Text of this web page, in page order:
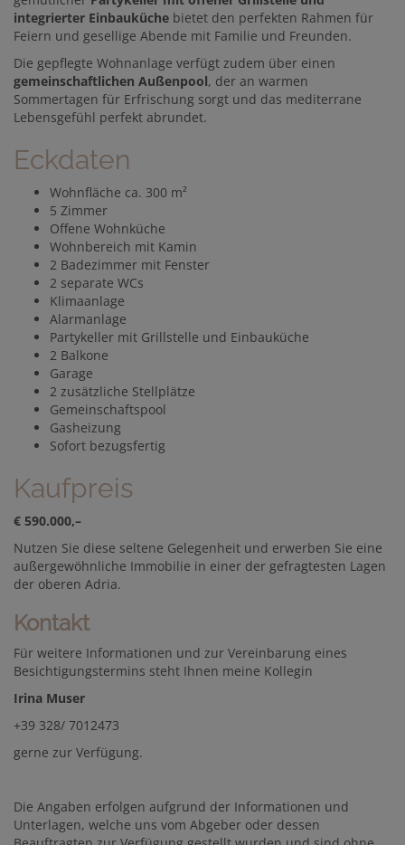
integrierter Einbauküche bietet den perfekten Rahmen für
Feiern und gesellige Abende mit Familie und Freunden.
Die gepflegte Wohnanlage verfügt zudem über einen
gemeinschaftlichen Außenpool, der an warmen
Sommertagen für Erfrischung sorgt und das mediterrane
Lebensgefühl perfekt abrundet.
Eckdaten
Wohnfläche ca. 300 m²
5 Zimmer
Offene Wohnküche
Wohnbereich mit Kamin
2 Badezimmer mit Fenster
2 separate WCs
Klimaanlage
Alarmanlage
Partykeller mit Grillstelle und Einbauküche
2 Balkone
Garage
2 zusätzliche Stellplätze
Gemeinschaftspool
Gasheizung
Sofort bezugsfertig
Kaufpreis
€ 590.000,–
Nutzen Sie diese seltene Gelegenheit und erwerben Sie eine
außergewöhnliche Immobilie in einer der gefragtesten Lagen
der oberen Adria.
Kontakt
Für weitere Informationen und zur Vereinbarung eines
Besichtigungstermins steht Ihnen meine Kollegin
Irina Muser
+39 328/ 7012473
gerne zur Verfügung.
Die Angaben erfolgen aufgrund der Informationen und
Unterlagen, welche uns vom Abgeber oder dessen